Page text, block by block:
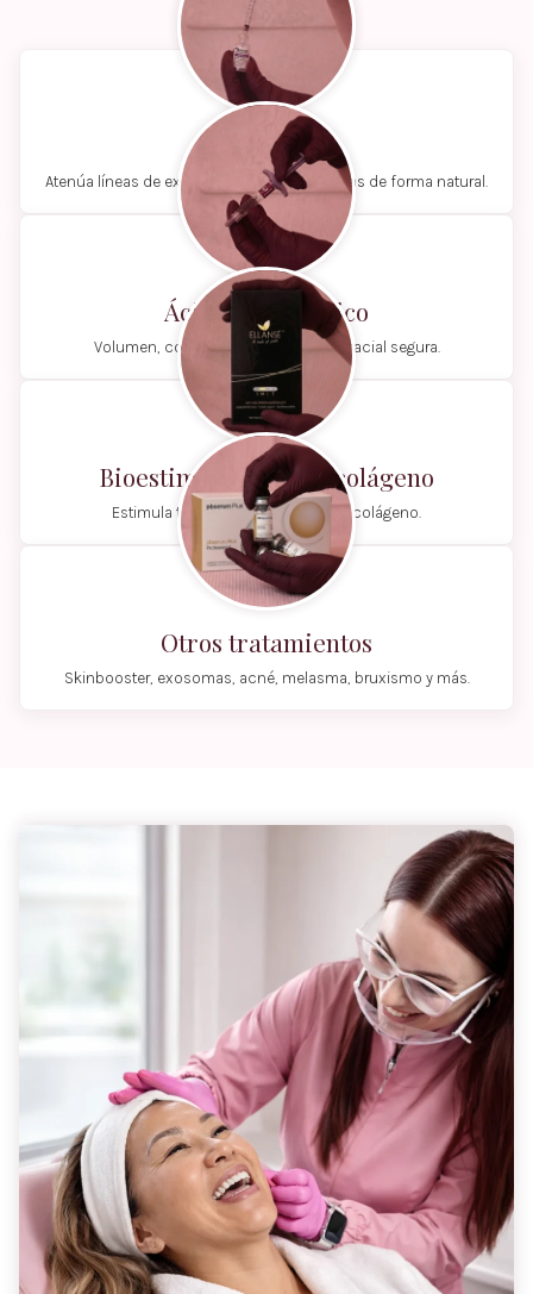
Botox
Atenúa líneas de expresión y previene arrugas de forma natural.
Ácido Hialurónico
Volumen, contorno y armonización facial segura.
Bioestimuladores de colágeno
Estimula tu propia producción de colágeno.
Otros tratamientos
Skinbooster, exosomas, acné, melasma, bruxismo y más.